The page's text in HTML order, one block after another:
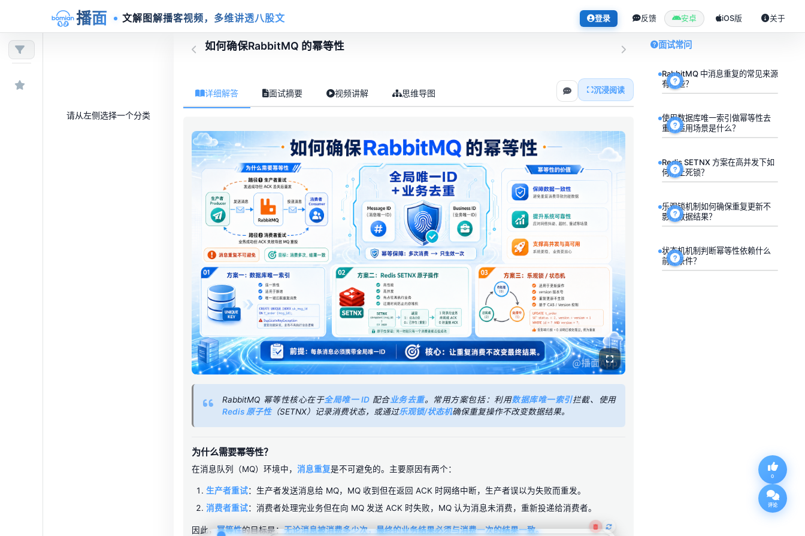
播面 文解图解播客视频，多维讲透八股文 登录 反馈 安卓 iOS版 关于
0
评论
请从左侧选择一个分类
如何确保RabbitMQ 的幂等性
详细解答 面试摘要 视频讲解 思维导图 沉浸阅读
RabbitMQ 幂等性核心在于全局唯一 ID配合业务去重。常用方案包括：利用数据库唯一索引拦截、使用
Redis 原子性（SETNX）记录消费状态，或通过乐观锁/状态机确保重复操作不改变数据结果。
为什么需要幂等性？
在消息队列（MQ）环境中， 消息重复是不可避免的。主要原因有两个：
生产者重试：生产者发送消息给 MQ，MQ 收到但在返回 ACK 时网络中断，生产者误以为失败而重发。
消费者重试：消费者处理完业务但在向 MQ 发送 ACK 时失败，MQ 认为消息未消费，重新投递给消费者。
因此，幂等性的目标是：无论消息被消费多少次，最终的业务结果必须与消费一次的结果一致。
面试常问
RabbitMQ 中消息重复的常见来源
有哪些？
使用数据库唯一索引做幂等性去
重的适用场景是什么？
Redis SETNX 方案在高并发下如
何防止死锁？
乐观锁机制如何确保重复更新不
影响数据结果？
状态机机制判断幂等性依赖什么
前提条件？